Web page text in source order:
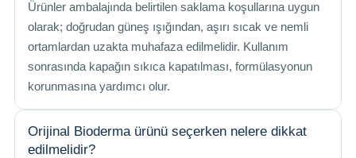
Ürünler ambalajında belirtilen saklama koşullarına uygun
olarak; doğrudan güneş ışığından, aşırı sıcak ve nemli
ortamlardan uzakta muhafaza edilmelidir. Kullanım
sonrasında kapağın sıkıca kapatılması, formülasyonun
korunmasına yardımcı olur.
Orijinal Bioderma ürünü seçerken nelere dikkat
edilmelidir?